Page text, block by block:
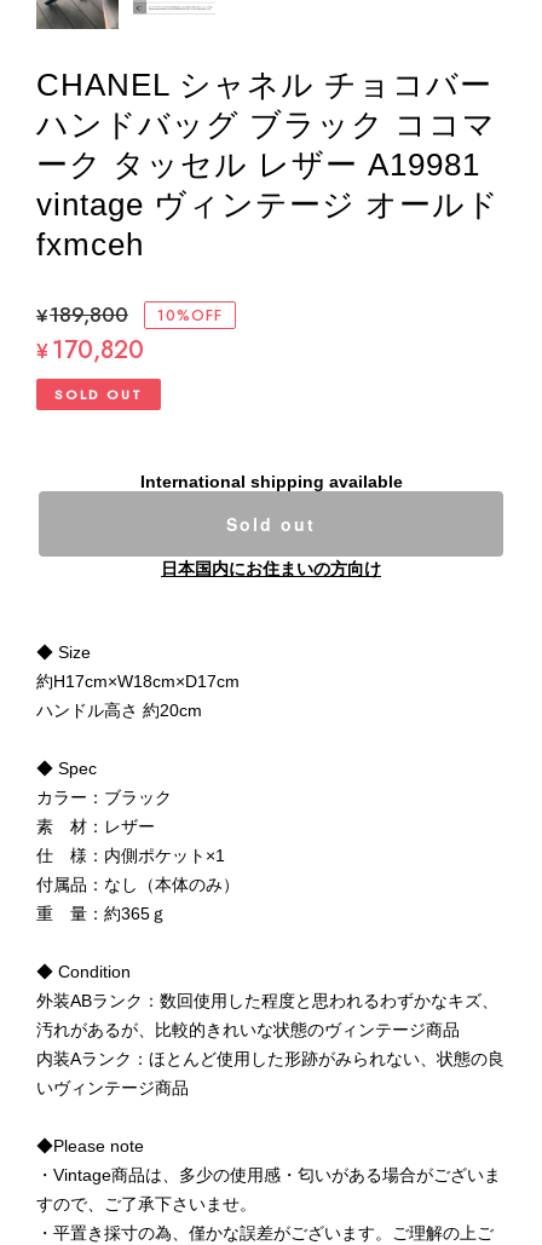
CHANEL シャネル チョコバー
ハンドバッグ ブラック ココマ
ーク タッセル レザー A19981
vintage ヴィンテージ オールド
fxmceh
¥189,800 10%OFF
¥170,820
SOLD OUT
International shipping available
Sold out
日本国内にお住まいの方向け
◆ Size
約H17cm×W18cm×D17cm
ハンドル高さ 約20cm
◆ Spec
カラー：ブラック
素 材：レザー
仕 様：内側ポケット×1
付属品：なし（本体のみ）
重 量：約365ｇ
◆ Condition
外装ABランク：数回使用した程度と思われるわずかなキズ、
汚れがあるが、比較的きれいな状態のヴィンテージ商品
内装Aランク：ほとんど使用した形跡がみられない、状態の良
いヴィンテージ商品
◆Please note
・Vintage商品は、多少の使用感・匂いがある場合がございま
すので、ご了承下さいませ。
・平置き採寸の為、僅かな誤差がございます。ご理解の上ご